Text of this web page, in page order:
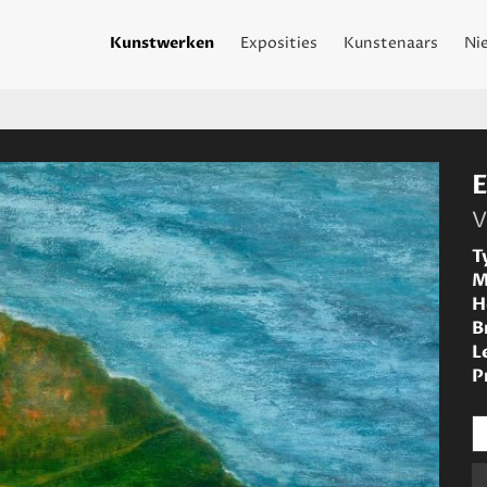
Kunstwerken Exposities Kunstenaars